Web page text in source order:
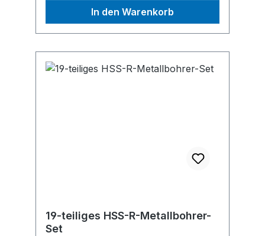
In den Warenkorb
19-teiliges HSS-R-Metallbohrer-
Set